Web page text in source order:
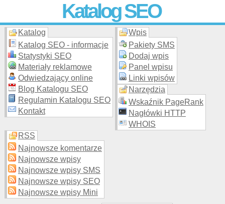
Katalog SEO
Skuteczna i promocja stron WWW –
moderowanego katalogu za darmo!
Katalog
Katalog SEO - informacje
Statystyki SEO
Materiały reklamowe
Odwiedzający online
Blog Katalogu SEO
Regulamin Katalogu SEO
Kontakt
Wpis
Pakiety SMS
Dodaj wpis
Panel wpisu
Linki wpisów
Narzędzia
Wskaźnik PageRank
Nagłówki HTTP
WHOIS
RSS
Najnowsze komentarze
Najnowsze wpisy
Najnowsze wpisy SMS
Najnowsze wpisy SEO
Najnowsze wpisy Mini